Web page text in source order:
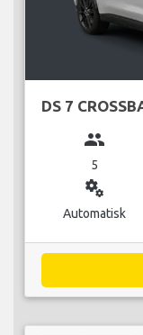
DS 7
group
5
miscellaneous_services
Automatisk